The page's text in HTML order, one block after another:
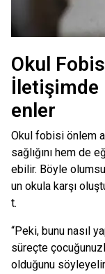
Okul
İletişimde
enler
Okul fobisi önlem
sağlığını hem de
ebilir. Böyle
un okula karşı
t.
“Peki, bunu nasıl
süreçte
olduğunu